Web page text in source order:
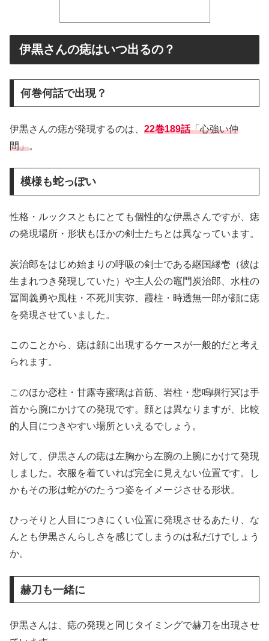
伊黒さんの痣はいつ出るの？
何巻何話で出現？
伊黒さんの痣が発現するのは、 22巻189話「心強い仲
間」。
模様も蛇っぽい
性格・ルックスともにとても個性的な伊黒さんですが、痣
の発現場所・形状もほかの剣士たちとは異なっています。
炭治郎をはじめ始まりの呼吸の剣士である継国縁壱（彼は
生まれつき発現していた）や主人公の竈門炭治郎、水柱の
冨岡義勇や風柱・不死川実弥、霞柱・時透無一郎が顔に痣
を発現させていました。
このことから、痣は顔に出現するケースが一般的だと考え
られます。
このほか恋柱・甘露寺蜜璃は首筋、岩柱・悲鳴嶼行冥は手
首から腕にかけての発現です。顔とは異なりますが、比較
的人目につきやすい場所といえるでしょう。
対して、伊黒さんの痣は左胸から左腕の上腕にかけて発現
しました。衣服を着ていれば完全に見えない位置です。し
かもその形は蛇がのたうつ姿をイメージさせる形状。
ひっそりと人目につきにくい位置に発現させるあたり、な
んとも伊黒さんらしさを感じてしまうのは私だけでしょう
か。
赫刀も一緒に
伊黒さんは、痣の発現と同じタイミングで赫刀を出現させ